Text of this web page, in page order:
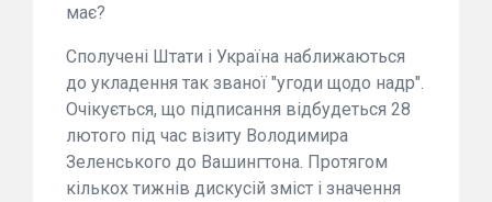
має?
Сполучені Штати і Україна наближаються
до укладення так званої "угоди щодо надр".
Очікується, що підписання відбудеться 28
лютого під час візиту Володимира
Зеленського до Вашингтона. Протягом
кількох тижнів дискусій зміст і значення